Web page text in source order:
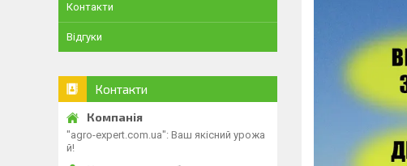
Контакти
Відгуки
Контакти
"agro-expert.com.ua": Ваш якісний урожа
й!